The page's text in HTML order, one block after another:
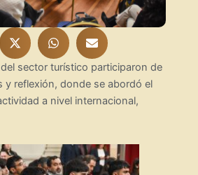
sector turístico participaron de
y reflexión, donde se abordó el
a nivel internacional,